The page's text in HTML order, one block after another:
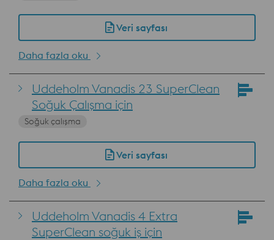
Veri sayfası
Daha fazla oku
Uddeholm Vanadis 23 SuperClean
Soğuk Çalışma için
Soğuk çalışma
Veri sayfası
Daha fazla oku
Uddeholm Vanadis 4 Extra
SuperClean soğuk iş için